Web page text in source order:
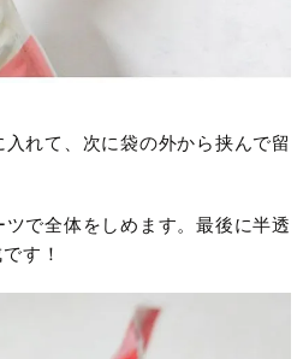
れて、次に袋の外から挟んで留
で全体をしめます。最後に半透
す！